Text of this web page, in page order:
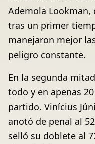
Ademola Lookman,
tras un primer
manejaron mejor
peligro constante.
En la segunda
todo y en apenas
partido. Vinícius
anotó de penal al
selló su doblete al